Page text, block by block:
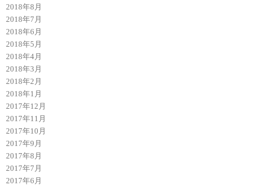
2018年8月
2018年7月
2018年6月
2018年5月
2018年4月
2018年3月
2018年2月
2018年1月
2017年12月
2017年11月
2017年10月
2017年9月
2017年8月
2017年7月
2017年6月